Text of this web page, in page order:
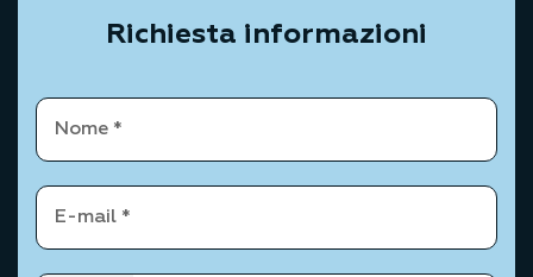
Richiesta informazioni